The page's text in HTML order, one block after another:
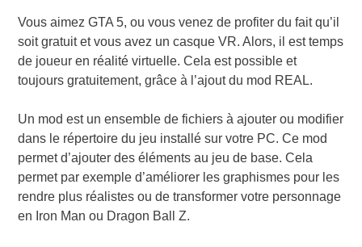
Vous aimez GTA 5, ou vous venez de profiter du fait qu’il
soit gratuit et vous avez un casque VR. Alors, il est temps
de joueur en réalité virtuelle. Cela est possible et
toujours gratuitement, grâce à l’ajout du mod REAL.
Un mod est un ensemble de fichiers à ajouter ou modifier
dans le répertoire du jeu installé sur votre PC. Ce mod
permet d’ajouter des éléments au jeu de base. Cela
permet par exemple d’améliorer les graphismes pour les
rendre plus réalistes ou de transformer votre personnage
en Iron Man ou Dragon Ball Z.